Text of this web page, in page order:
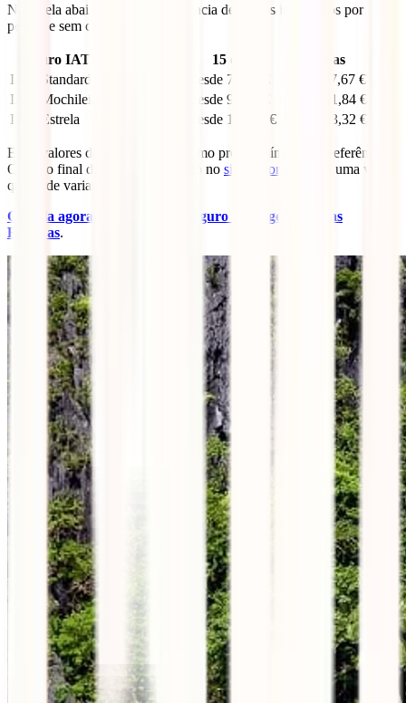
Na tabela abaixo tens uma referência de preços indicativos por
pessoa e sem cancelamento.
Seguro IATI 15 dias
30 dias
IATI Standard
desde 70,54 €
desde 117,67 €
IATI Mochileiro
desde 90,93 €
desde 151,84 €
IATI Estrela
desde 112,34 € desde 183,32 €
Estes valores devem ser vistos como preços mínimos de referência.
O preço final deve ser confirmado no simulador da IATI
, uma vez
que pode variar.
Calcula agora o preço do teu seguro de viagem para as
Filipinas.